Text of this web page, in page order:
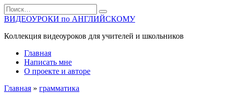
Перейти
к
содержанию
Search
for:
ВИДЕОУРОКИ по АНГЛИЙСКОМУ
Коллекция видеоуроков для учителей и школьников
Главная
Написать мне
О проекте и авторе
Главная » грамматика